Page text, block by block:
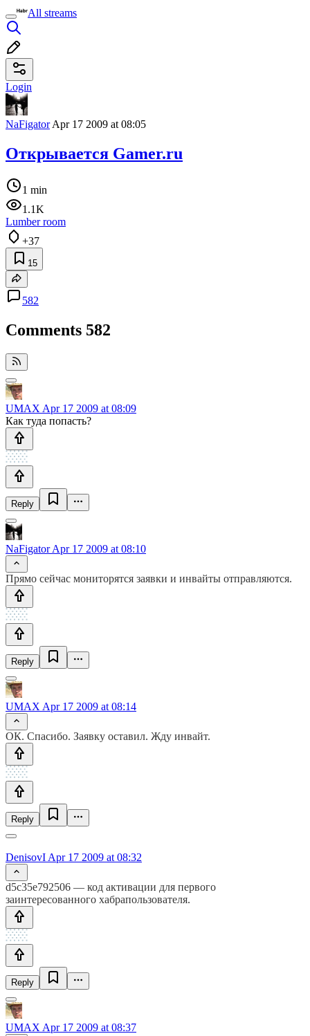
All streams
Login
NaFigatorApr 17 2009 at 08:05
Открывается Gamer.ru
1 min
1.1K
Lumber room
+37
15
582
Comments 582
UMAX Apr 17 2009 at 08:09
Как туда попасть?
Reply
NaFigatorApr 17 2009 at 08:10
Прямо сейчас мониторятся заявки и инвайты отправляются.
Reply
UMAX Apr 17 2009 at 08:14
ОК. Спасибо. Заявку оставил. Жду инвайт.
Reply
DenisovI Apr 17 2009 at 08:32
d5c35e792506 — код активации для первого
заинтересованного хабрапользователя.
Reply
UMAX Apr 17 2009 at 08:37